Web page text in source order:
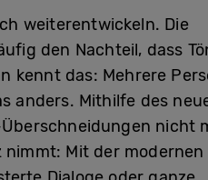
weiterentwickeln. Die
den Nachteil, dass
kennt das: Mehrere
anders. Mithilfe des
nicht
nimmt: Mit der modernen